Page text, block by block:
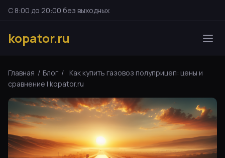
С 8:00 до 20:00 без выходных
kopator.ru
Главная / Блог /
Как купить газовоз полуприцеп: цены и
сравнение | kopator.ru